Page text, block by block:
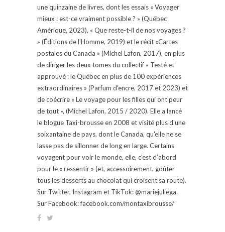
une quinzaine de livres, dont les essais « Voyager
mieux : est-ce vraiment possible ? » (Québec
Amérique, 2023), « Que reste-t-il de nos voyages ?
» (Éditions de l'Homme, 2019) et le récit «Cartes
postales du Canada » (Michel Lafon, 2017), en plus
de diriger les deux tomes du collectif « Testé et
approuvé : le Québec en plus de 100 expériences
extraordinaires » (Parfum d'encre, 2017 et 2023) et
de coécrire « Le voyage pour les filles qui ont peur
de tout », (Michel Lafon, 2015 / 2020). Elle a lancé
le blogue Taxi-brousse en 2008 et visité plus d'une
soixantaine de pays, dont le Canada, qu'elle ne se
lasse pas de sillonner de long en large. Certains
voyagent pour voir le monde, elle, c’est d’abord
pour le « ressentir » (et, accessoirement, goûter
tous les desserts au chocolat qui croisent sa route).
Sur Twitter, Instagram et TikTok: @mariejuliega.
Sur Facebook: facebook.com/montaxibrousse/